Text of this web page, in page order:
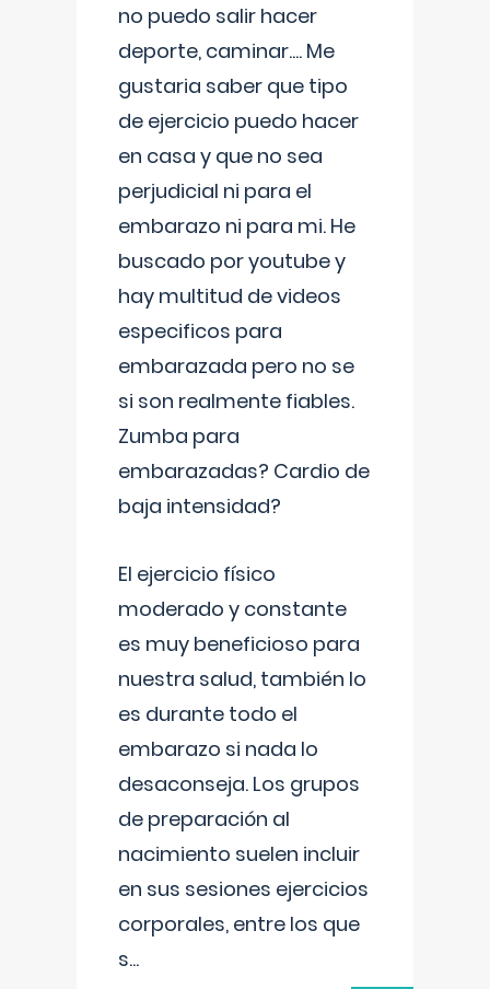
no puedo salir hacer
deporte, caminar.... Me
gustaria saber que tipo
de ejercicio puedo hacer
en casa y que no sea
perjudicial ni para el
embarazo ni para mi. He
buscado por youtube y
hay multitud de videos
especificos para
embarazada pero no se
si son realmente fiables.
Zumba para
embarazadas? Cardio de
baja intensidad?
El ejercicio físico
moderado y constante
es muy beneficioso para
nuestra salud, también lo
es durante todo el
embarazo si nada lo
desaconseja. Los grupos
de preparación al
nacimiento suelen incluir
en sus sesiones ejercicios
corporales, entre los que
s...